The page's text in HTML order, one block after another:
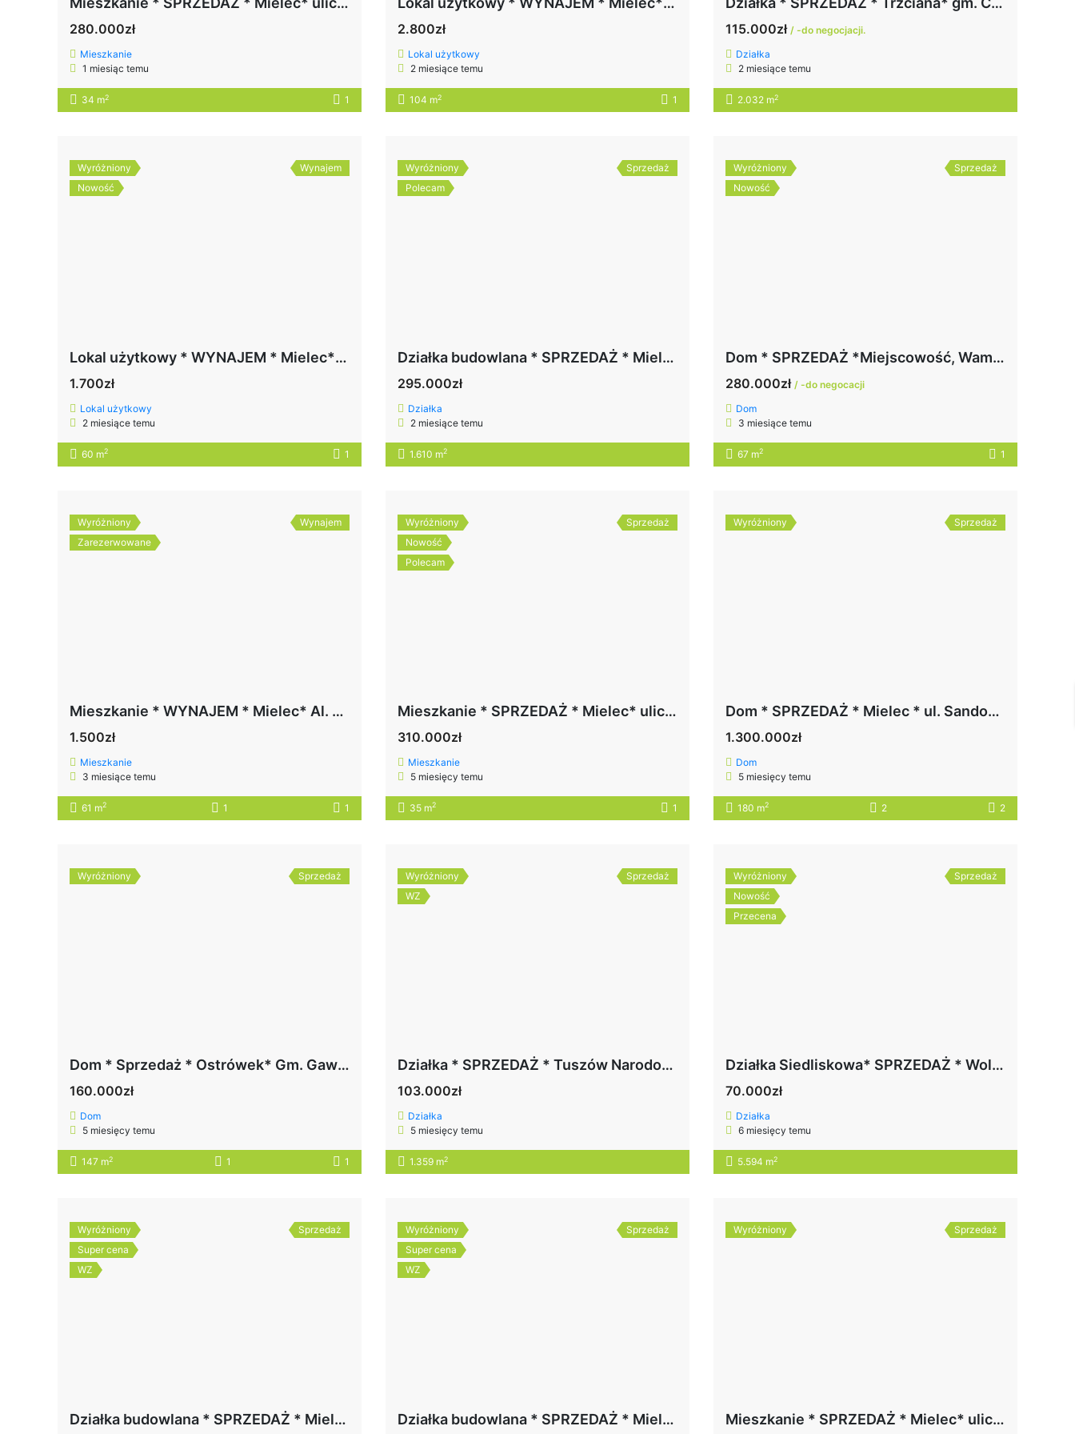
280.000zł
Mieszkanie
1 miesiąc temu
34 m2 1
2.800zł
Lokal użytkowy
2 miesiące temu
104 m2 1
115.000zł / -do negocjacji.
Działka
2 miesiące temu
2.032 m2
Wyróżniony
Nowość
Wynajem
Lokal użytkowy * WYNAJEM * Mielec* ul. Torowa
1.700zł
Lokal użytkowy
2 miesiące temu
60 m2 1
Wyróżniony
Polecam
Sprzedaż
Działka budowlana * SPRZEDAŻ * Mielec* osiedle Wojsław
295.000zł
Działka
2 miesiące temu
1.610 m2
Wyróżniony
Nowość
Sprzedaż
Dom * SPRZEDAŻ *Miejscowość, Wampierzów* pow. Mielec
280.000zł / -do negocacji
Dom
3 miesiące temu
67 m2 1
Wyróżniony
Zarezerwowane
Wynajem
Mieszkanie * WYNAJEM * Mielec* Al. Ducha Świętego
1.500zł
Mieszkanie
3 miesiące temu
61 m2 1 1
Wyróżniony
Nowość
Polecam
Sprzedaż
Mieszkanie * SPRZEDAŻ * Mielec* ulica Solskiego
310.000zł
Mieszkanie
5 miesięcy temu
35 m2 1
Wyróżniony Sprzedaż
Dom * SPRZEDAŻ * Mielec * ul. Sandomierska
1.300.000zł
Dom
5 miesięcy temu
180 m2 2 2
Wyróżniony Sprzedaż
Dom * Sprzedaż * Ostrówek* Gm. Gawłuszowice
160.000zł
Dom
5 miesięcy temu
147 m2 1 1
Wyróżniony
WZ
Sprzedaż
Działka * SPRZEDAŻ * Tuszów Narodowy
103.000zł
Działka
5 miesięcy temu
1.359 m2
Wyróżniony
Nowość
Przecena
Sprzedaż
Działka Siedliskowa* SPRZEDAŻ * Wola Mielecka* gm. Mielec
70.000zł
Działka
6 miesięcy temu
5.594 m2
Wyróżniony
Super cena
WZ
Sprzedaż
Działka budowlana * SPRZEDAŻ * Mielec* ul. Żegoty
Wyróżniony
Super cena
WZ
Sprzedaż
Działka budowlana * SPRZEDAŻ * Mielec* ul. Żegoty
Wyróżniony Sprzedaż
Mieszkanie * SPRZEDAŻ * Mielec* ulica Bajana